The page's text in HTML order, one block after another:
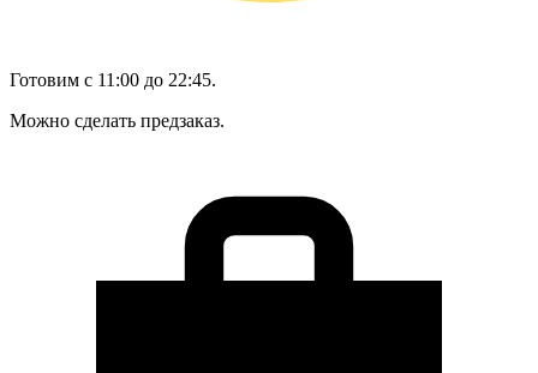
Готовим с 11:00 до 22:45.
Можно сделать предзаказ.